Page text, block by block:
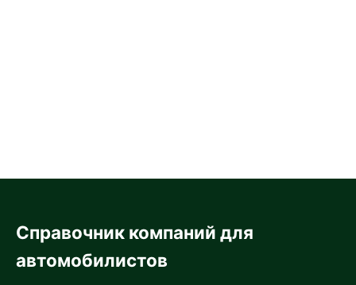
Справочник компаний для
автомобилистов